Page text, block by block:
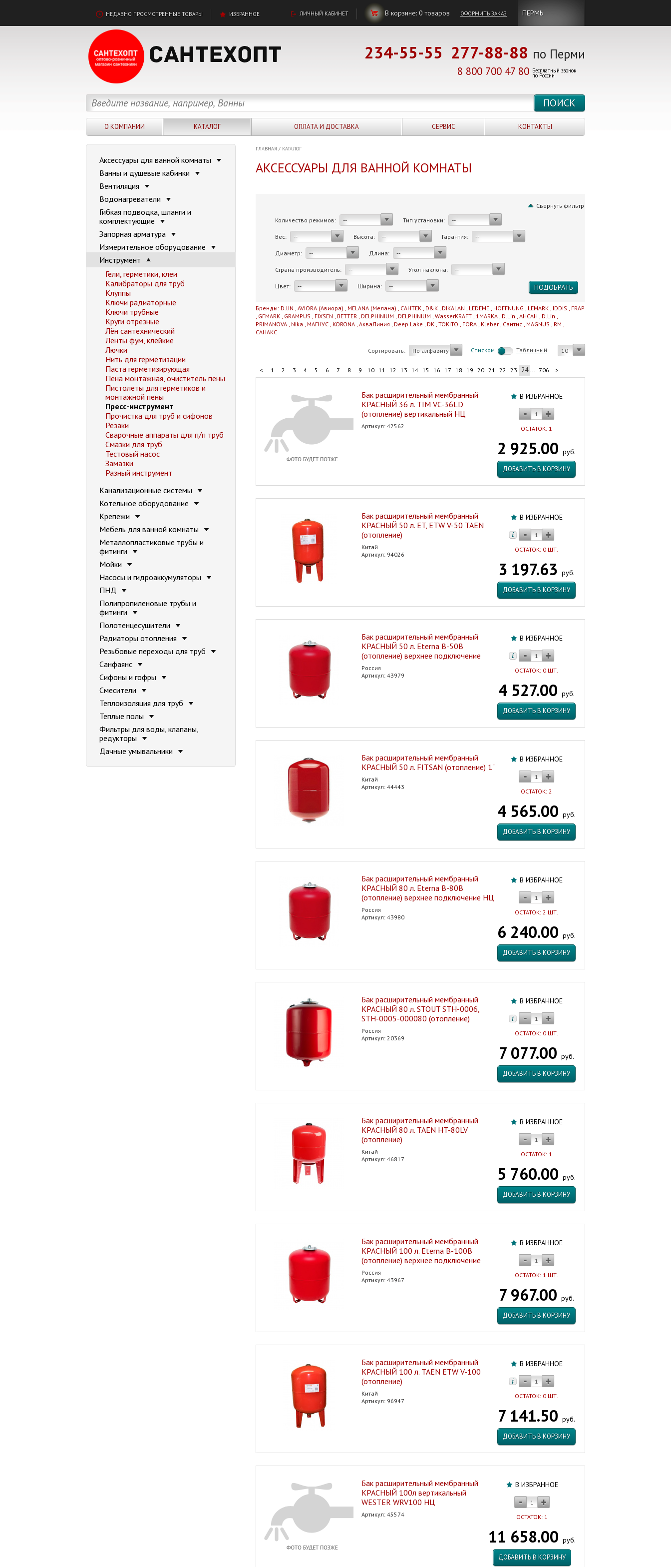
НЕДАВНО ПРОСМОТРЕННЫЕ ТОВАРЫ ИЗБРАННОЕ ЛИЧНЫЙ КАБИНЕТ В корзине: 0товаров ОФОРМИТЬ ЗАКАЗ ПЕРМЬ
234-55-55 277-88-88 по Перми
8 800 700 47 80 Бесплатный звонок
по России
О КОМПАНИИ КАТАЛОГ ОПЛАТА И ДОСТАВКА СЕРВИС КОНТАКТЫ
ГЛАВНАЯ / КАТАЛОГ
АКСЕССУАРЫ ДЛЯ ВАННОЙ КОМНАТЫ
Свернуть фильтр
Количество режимов:
-- Тип установки: --
Вес: -- Высота: -- Гарантия: --
Диаметр: -- Длина: --
Страна производитель: -- Угол наклона: --
Цвет: -- Ширина: --
Бренды: D.lIN , AVIORA (Авиора) , MELANA (Мелана) , САНТЕК , D&K , DIKALAN , LEDEME , HOFFNUNG , LEMARK , IDDIS , FRAP
, GFMARK , GRAMPUS , FIXSEN , BETTER , DELPHINIUM , DELPHINIUM , WasserKRAFT , 1MARKA , D.Lin , AHCAH , D.Lin ,
PRIMANOVA , Nika , МАГНУС , KORONA , АкваЛиния , Deep Lake , DK , TOKITO , FORA , Kleber , Сантис , MAGNUS , RM ,
САНАКС
Сортировать: По алфавиту Cписком Табличный 10
< 1 2 3 4 5 6 7 8 9 10 11 12 13 14 15 16 17 18 19 20 21 22 23 24 ... 706 >
В ИЗБРАННОЕ
ОСТАТОК: 1
2 925.00 руб.
ДОБАВИТЬ В КОРЗИНУ
Бак расширительный мембранный
КРАСНЫЙ 36 л. TIM VC-36LD
(отопление) вертикальный НЦ
Артикул: 42562
В ИЗБРАННОЕ
ОСТАТОК: 0 ШТ.
3 197.63 руб.
ДОБАВИТЬ В КОРЗИНУ
Бак расширительный мембранный
КРАСНЫЙ 50 л. ET, ETW V-50 TAEN
(отопление)
Китай
Артикул: 94026
В ИЗБРАННОЕ
ОСТАТОК: 0 ШТ.
4 527.00 руб.
ДОБАВИТЬ В КОРЗИНУ
Бак расширительный мембранный
КРАСНЫЙ 50 л. Eterna В-50В
(отопление) верхнее подключение
Россия
Артикул: 43979
В ИЗБРАННОЕ
ОСТАТОК: 2
4 565.00 руб.
ДОБАВИТЬ В КОРЗИНУ
Бак расширительный мембранный
КРАСНЫЙ 50 л. FITSAN (отопление) 1"
Китай
Артикул: 44443
В ИЗБРАННОЕ
ОСТАТОК: 2 ШТ.
6 240.00 руб.
ДОБАВИТЬ В КОРЗИНУ
Бак расширительный мембранный
КРАСНЫЙ 80 л. Eterna В-80В
(отопление) верхнее подключение НЦ
Россия
Артикул: 43980
В ИЗБРАННОЕ
ОСТАТОК: 0 ШТ.
7 077.00 руб.
ДОБАВИТЬ В КОРЗИНУ
Бак расширительный мембранный
КРАСНЫЙ 80 л. STOUT STH-0006,
STH-0005-000080 (отопление)
Россия
Артикул: 20369
В ИЗБРАННОЕ
ОСТАТОК: 1
5 760.00 руб.
ДОБАВИТЬ В КОРЗИНУ
Бак расширительный мембранный
КРАСНЫЙ 80 л. TAEN HT-80LV
(отопление)
Китай
Артикул: 46817
В ИЗБРАННОЕ
ОСТАТОК: 1 ШТ.
7 967.00 руб.
ДОБАВИТЬ В КОРЗИНУ
Бак расширительный мембранный
КРАСНЫЙ 100 л. Eterna В-100В
(отопление) верхнее подключение
Россия
Артикул: 43967
В ИЗБРАННОЕ
ОСТАТОК: 0 ШТ.
7 141.50 руб.
ДОБАВИТЬ В КОРЗИНУ
Бак расширительный мембранный
КРАСНЫЙ 100 л. TAEN ETW V-100
(отопление)
Китай
Артикул: 96947
В ИЗБРАННОЕ
ОСТАТОК: 1
11 658.00 руб.
ДОБАВИТЬ В КОРЗИНУ
Бак расширительный мембранный
КРАСНЫЙ 100л вертикальный
WESTER WRV100 НЦ
Артикул: 45574
Аксессуары для ванной комнаты
Ванны и душевые кабинки
Вентиляция
Водонагреватели
Гибкая подводка, шланги и
комплектующие
Запорная арматура
Измерительное оборудование
Инструмент
Гели, герметики, клеи
Калибраторы для труб
Клуппы
Ключи радиаторные
Ключи трубные
Круги отрезные
Лён сантехнический
Ленты фум, клейкие
Лючки
Нить для герметизации
Паста герметизирующая
Пена монтажная, очиститель пены
Пистолеты для герметиков и
монтажной пены
Пресс-инструмент
Прочистка для труб и сифонов
Резаки
Сварочные аппараты для п/п труб
Смазки для труб
Тестовый насос
Замазки
Разный инструмент
Канализационные системы
Котельное оборудование
Крепежи
Мебель для ванной комнаты
Металлопластиковые трубы и
фитинги
Мойки
Насосы и гидроаккумуляторы
ПНД
Полипропиленовые трубы и
фитинги
Полотенцесушители
Радиаторы отопления
Резьбовые переходы для труб
Санфаянс
Сифоны и гофры
Смесители
Теплоизоляция для труб
Теплые полы
Фильтры для воды, клапаны,
редукторы
Дачные умывальники